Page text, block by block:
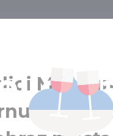
štvrť